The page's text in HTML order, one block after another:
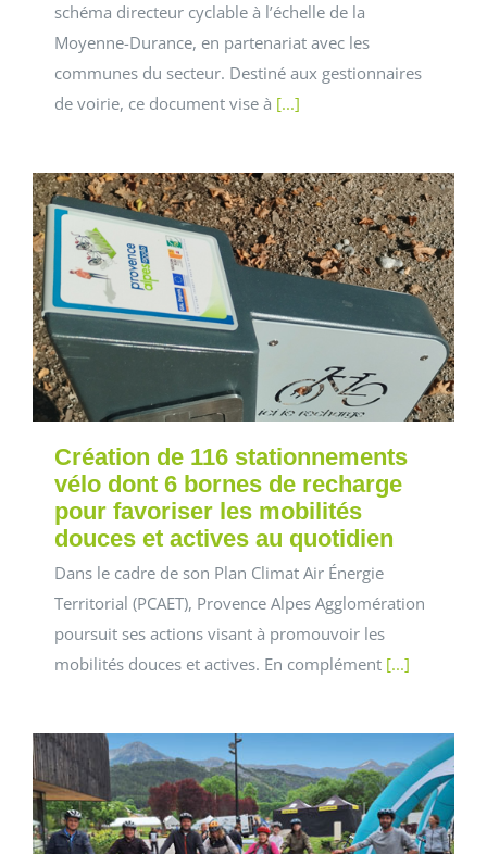
schéma directeur cyclable à l’échelle de la
Moyenne-Durance, en partenariat avec les
communes du secteur. Destiné aux gestionnaires
de voirie, ce document vise à [...]
Création de 116 stationnements
vélo dont 6 bornes de recharge
pour favoriser les mobilités
douces et actives au quotidien
Dans le cadre de son Plan Climat Air Énergie
Territorial (PCAET), Provence Alpes Agglomération
poursuit ses actions visant à promouvoir les
mobilités douces et actives. En complément [...]